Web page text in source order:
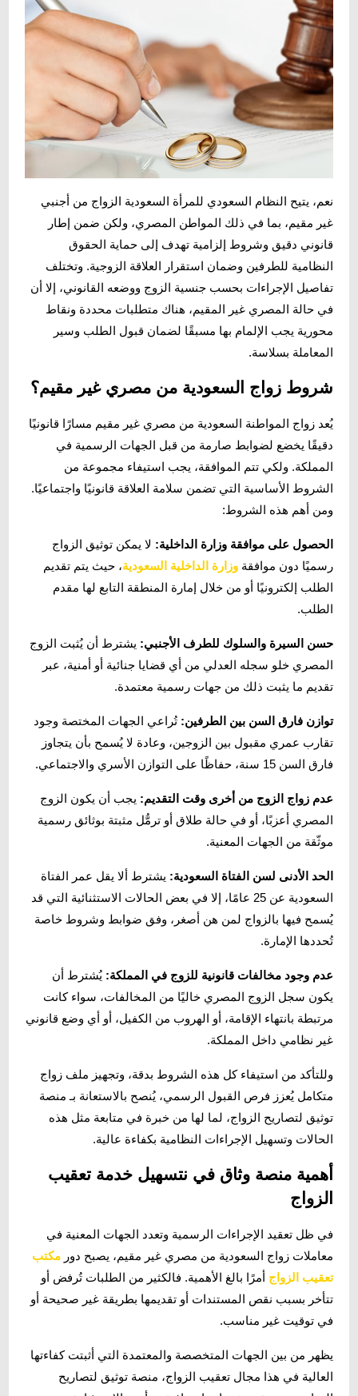
نعم، يتيح النظام السعودي للمرأة السعودية الزواج من أجنبي
غير مقيم، بما في ذلك المواطن المصري، ولكن ضمن إطار
قانوني دقيق وشروط إلزامية تهدف إلى حماية الحقوق
النظامية للطرفين وضمان استقرار العلاقة الزوجية. وتختلف
تفاصيل الإجراءات بحسب جنسية الزوج ووضعه القانوني، إلا أن
في حالة المصري غير المقيم، هناك متطلبات محددة ونقاط
محورية يجب الإلمام بها مسبقًا لضمان قبول الطلب وسير
المعاملة بسلاسة.
شروط زواج السعودية من مصري غير مقيم؟
يُعد زواج المواطنة السعودية من مصري غير مقيم مسارًا قانونيًا
دقيقًا يخضع لضوابط صارمة من قبل الجهات الرسمية في
المملكة. ولكي تتم الموافقة، يجب استيفاء مجموعة من
الشروط الأساسية التي تضمن سلامة العلاقة قانونيًا واجتماعيًا.
ومن أهم هذه الشروط:
الحصول على موافقة وزارة الداخلية: لا يمكن توثيق الزواج
رسميًا دون موافقة وزارة الداخلية السعودية، حيث يتم تقديم
الطلب إلكترونيًا أو من خلال إمارة المنطقة التابع لها مقدم
الطلب.
حسن السيرة والسلوك للطرف الأجنبي: يشترط أن يُثبت الزوج
المصري خلو سجله العدلي من أي قضايا جنائية أو أمنية، عبر
تقديم ما يثبت ذلك من جهات رسمية معتمدة.
توازن فارق السن بين الطرفين: تُراعي الجهات المختصة وجود
تقارب عمري مقبول بين الزوجين، وعادة لا يُسمح بأن يتجاوز
فارق السن 15 سنة، حفاظًا على التوازن الأسري والاجتماعي.
عدم زواج الزوج من أخرى وقت التقديم: يجب أن يكون الزوج
المصري أعزبًا، أو في حالة طلاق أو ترمُّل مثبتة بوثائق رسمية
موثّقة من الجهات المعنية.
الحد الأدنى لسن الفتاة السعودية: يشترط ألا يقل عمر الفتاة
السعودية عن 25 عامًا، إلا في بعض الحالات الاستثنائية التي قد
يُسمح فيها بالزواج لمن هن أصغر، وفق ضوابط وشروط خاصة
تُحددها الإمارة.
عدم وجود مخالفات قانونية للزوج في المملكة: يُشترط أن
يكون سجل الزوج المصري خاليًا من المخالفات، سواء كانت
مرتبطة بانتهاء الإقامة، أو الهروب من الكفيل، أو أي وضع قانوني
غير نظامي داخل المملكة.
وللتأكد من استيفاء كل هذه الشروط بدقة، وتجهيز ملف زواج
متكامل يُعزز فرص القبول الرسمي، يُنصح بالاستعانة بـ منصة
توثيق لتصاريح الزواج، لما لها من خبرة في متابعة مثل هذه
الحالات وتسهيل الإجراءات النظامية بكفاءة عالية.
أهمية منصة وثاق في نتسهيل خدمة تعقيب
الزواج
في ظل تعقيد الإجراءات الرسمية وتعدد الجهات المعنية في
معاملات زواج السعودية من مصري غير مقيم، يصبح دور مكتب
تعقيب الزواج أمرًا بالغ الأهمية. فالكثير من الطلبات تُرفض أو
تتأخر بسبب نقص المستندات أو تقديمها بطريقة غير صحيحة أو
في توقيت غير مناسب.
يظهر من بين الجهات المتخصصة والمعتمدة التي أثبتت كفاءتها
العالية في هذا مجال تعقيب الزواج، منصة توثيق لتصاريح